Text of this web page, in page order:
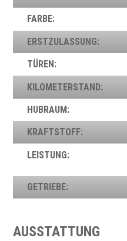
FARBE:
ERSTZULASSUNG:
TÜREN:
KILOMETERSTAND:
HUBRAUM:
KRAFTSTOFF:
LEISTUNG:
GETRIEBE:
AUSSTATTUNG